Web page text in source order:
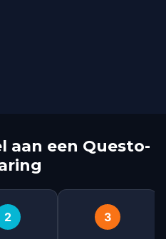
aan een Questo-
2 3